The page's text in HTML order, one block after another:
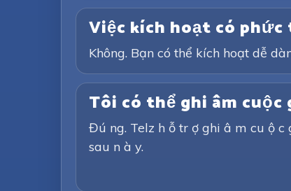
Việc kích hoạt có phức
Không. Bạn có thể kích hoạt dễ
Tôi có thể ghi âm cuộc
Đú ng. Telz h ỗ tr ợ ghi â m cu ộ
sau n à y.